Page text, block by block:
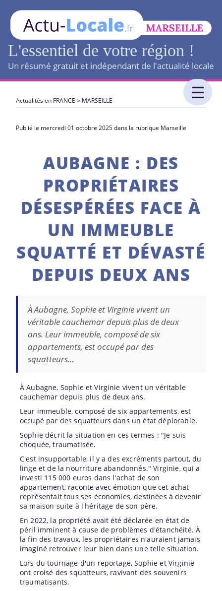
L'essentiel de votre région !
Un résumé gratuit et indépendant de l'actualité locale
Actualités en FRANCE > MARSEILLE
Publié le mercredi 01 octobre 2025 dans la rubrique Marseille
AUBAGNE : DES
PROPRIÉTAIRES
DÉSESPÉRÉES FACE À
UN IMMEUBLE
SQUATTÉ ET DÉVASTÉ
DEPUIS DEUX ANS
À Aubagne, Sophie et Virginie vivent un
véritable cauchemar depuis plus de deux
ans. Leur immeuble, composé de six
appartements, est occupé par des
squatteurs…
À Aubagne, Sophie et Virginie vivent un véritable
cauchemar depuis plus de deux ans.
Leur immeuble, composé de six appartements, est
occupé par des squatteurs dans un état déplorable.
Sophie décrit la situation en ces termes : "Je suis
choquée, traumatisée.
C'est insupportable, il y a des excréments partout, du
linge et de la nourriture abandonnés." Virginie, qui a
investi 115 000 euros dans l'achat de son
appartement, raconte avec émotion que cet achat
représentait tous ses économies, destinées à devenir
sa maison suite à l'héritage de son père.
En 2022, la propriété avait été déclarée en état de
péril imminent à cause de problèmes d'étanchéité. À
la fin des travaux, les propriétaires n'auraient jamais
imaginé retrouver leur bien dans une telle situation.
Lors du tournage d'un reportage, Sophie et Virginie
ont croisé des squatteurs, ravivant des souvenirs
traumatisants.